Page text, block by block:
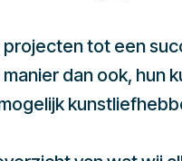
tot een
dan ook, hun